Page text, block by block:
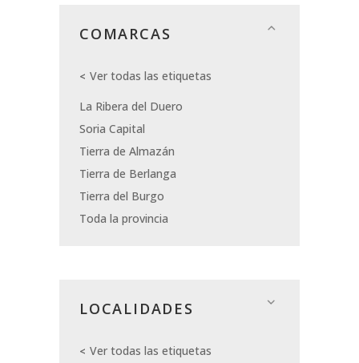
COMARCAS
Ver todas las etiquetas
La Ribera del Duero
Soria Capital
Tierra de Almazán
Tierra de Berlanga
Tierra del Burgo
Toda la provincia
LOCALIDADES
Ver todas las etiquetas